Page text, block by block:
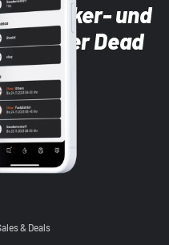
Sneaker- und
mit der Dead
& Deals